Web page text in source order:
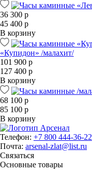
36 300 р
45 400 р
В корзину
«Купидон» /малахит/
101 900 р
127 400 р
В корзину
68 100 р
85 100 р
В корзину
Телефон: +7 800 444-36-22
Почта: arsenal-zlat@list.ru
Связаться
Основные товары